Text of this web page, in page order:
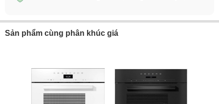
Sản phẩm cùng phân khúc giá